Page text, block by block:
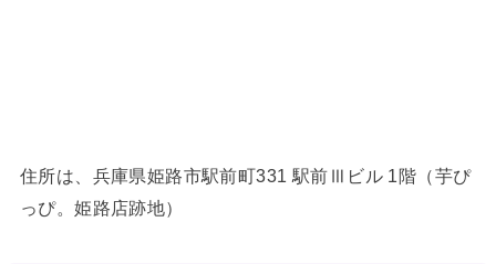
住所は、兵庫県姫路市駅前町331 駅前Ⅲビル 1階（芋ぴ
っぴ。姫路店跡地）